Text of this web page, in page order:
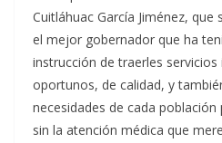
Cuitláhuac García Jiménez,
el mejor gobernador que ha
instrucción de traerles
oportunos, de calidad, y
necesidades de cada
sin la atención médica que